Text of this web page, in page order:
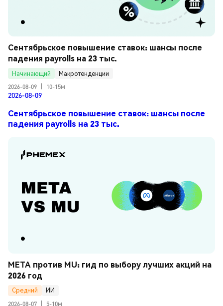
Сентябрьское повышение ставок: шансы после
падения payrolls на 23 тыс.
Начинающий
Макротенденции
2026-08-09
10-15м
2026-08-09
Сентябрьское повышение ставок: шансы после
падения payrolls на 23 тыс.
META против MU: гид по выбору лучших акций на
2026 год
Средний
ИИ
2026-08-07
5-10м